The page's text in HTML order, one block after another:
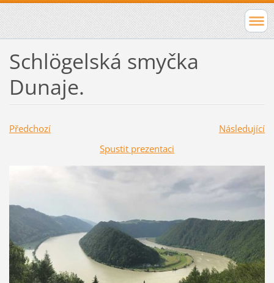
Schlögelská smyčka
Dunaje.
Předchozí
Následující
Spustit prezentaci